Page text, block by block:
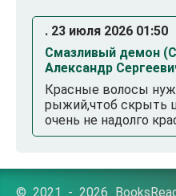
. 23 июля 2026 01:50
Смазливый демон
Александр
Красные волосы
рыжий,чтоб скрыть
очень не надолго
© 2021 - 2026